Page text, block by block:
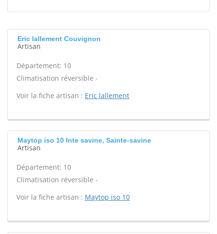
Eric lallement Couvignon
Artisan
Département: 10
Climatisation réversible -
Voir la fiche artisan : Eric lallement
Maytop iso 10 Inte savine, Sainte-savine
Artisan
Département: 10
Climatisation réversible -
Voir la fiche artisan : Maytop iso 10